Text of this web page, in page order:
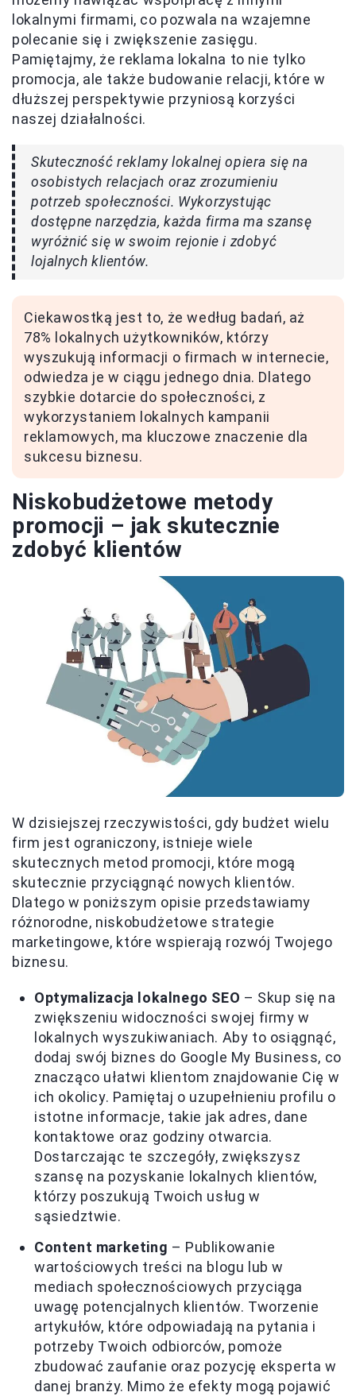
lokalnymi firmami, co pozwala na wzajemne
polecanie się i zwiększenie zasięgu.
Pamiętajmy, że reklama lokalna to nie tylko
promocja, ale także budowanie relacji, które w
dłuższej perspektywie przyniosą korzyści
naszej działalności.
Skuteczność reklamy lokalnej opiera się na
osobistych relacjach oraz zrozumieniu
potrzeb społeczności. Wykorzystując
dostępne narzędzia, każda firma ma szansę
wyróżnić się w swoim rejonie i zdobyć
lojalnych klientów.
Ciekawostką jest to, że według badań, aż
78% lokalnych użytkowników, którzy
wyszukują informacji o firmach w internecie,
odwiedza je w ciągu jednego dnia. Dlatego
szybkie dotarcie do społeczności, z
wykorzystaniem lokalnych kampanii
reklamowych, ma kluczowe znaczenie dla
sukcesu biznesu.
Niskobudżetowe metody
promocji – jak skutecznie
zdobyć klientów
W dzisiejszej rzeczywistości, gdy budżet wielu
firm jest ograniczony, istnieje wiele
skutecznych metod promocji, które mogą
skutecznie przyciągnąć nowych klientów.
Dlatego w poniższym opisie przedstawiamy
różnorodne, niskobudżetowe strategie
marketingowe, które wspierają rozwój Twojego
biznesu.
Optymalizacja lokalnego SEO – Skup się na
zwiększeniu widoczności swojej firmy w
lokalnych wyszukiwaniach. Aby to osiągnąć,
dodaj swój biznes do Google My Business, co
znacząco ułatwi klientom znajdowanie Cię w
ich okolicy. Pamiętaj o uzupełnieniu profilu o
istotne informacje, takie jak adres, dane
kontaktowe oraz godziny otwarcia.
Dostarczając te szczegóły, zwiększysz
szansę na pozyskanie lokalnych klientów,
którzy poszukują Twoich usług w
sąsiedztwie.
Content marketing – Publikowanie
wartościowych treści na blogu lub w
mediach społecznościowych przyciąga
uwagę potencjalnych klientów. Tworzenie
artykułów, które odpowiadają na pytania i
potrzeby Twoich odbiorców, pomoże
zbudować zaufanie oraz pozycję eksperta w
danej branży. Mimo że efekty mogą pojawić